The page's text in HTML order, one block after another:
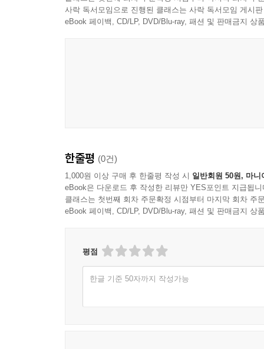
1. 멕시코 K-Culture 현황 200
2. 아르헨티나 K-Culture 현황 204
3. 한글 216
Ⅲ. 남아프리카공화국에서의 한류│소설, 영화, 남
1. 소설 220
2. 영화 222
3부 한류의 전망
사락 독서모임으로 진행된 클래스는 사락 독서모임 게시
eBook 페이백, CD/LP, DVD/Blu-ray, 패션 및 판매금지 상
한줄평 (0건)
1,000원 이상 구매 후 한줄평 작성 시 일반회원 50원, 마니
eBook은 다운로드 후 작성한 리뷰만 YES포인트 지급됩니
클래스는 첫번째 회차 주문확정 시점부터 마지막 회차 주
eBook 페이백, CD/LP, DVD/Blu-ray, 패션 및 판매금지 상
평점
한글 기준 50자까지 작성가능